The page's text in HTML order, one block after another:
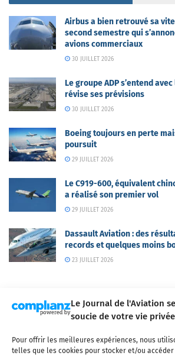
Le Journal de l'Aviation se
soucie de votre vie privée
Pour offrir les meilleures expériences, nous
telles que les cookies pour stocker et/ou
Airbus a bien retrouvé sa
second semestre qui
avions commerciaux
30 JUILLET 2026
Le groupe ADP s’entend
révise ses prévisions
30 JUILLET 2026
Boeing toujours en perte
poursuit
29 JUILLET 2026
Le C919-600, équivalent
a réalisé son premier vol
29 JUILLET 2026
Dassault Aviation : des
records et quelques moins
23 JUILLET 2026
Qui sommes-nous ? Nous contacter